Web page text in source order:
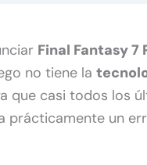
Final Fantasy
no tiene la
que casi todos los
prácticamente un